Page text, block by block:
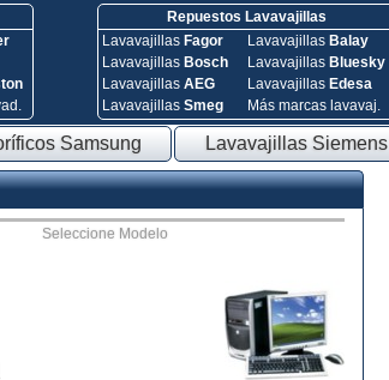
Repuestos Lavavajillas
Lavavajillas Fagor
Lavavajillas Bosch
Lavavajillas AEG
Lavavajillas Smeg
Lavavajillas Balay
Lavavajillas Bluesky
Lavavajillas Edesa
Más marcas lavavaj.
Samsung Lavavajillas Siemens
Seleccione Modelo